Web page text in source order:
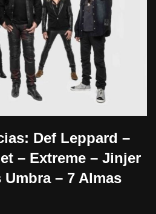
Def Leppard –
– Extreme – Jinjer
– 7 Almas